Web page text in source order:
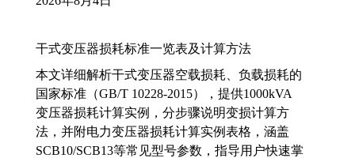
干式变压器损耗标准一览表及计算方法
本文详细解析干式变压器空载损耗、负载损耗的
国家标准（GB/T 10228-2015），提供1000kVA
变压器损耗计算实例，分步骤说明变损计算方
法，并附电力变压器损耗计算实例表格，涵盖
SCB10/SCB13等常见型号参数，指导用户快速掌